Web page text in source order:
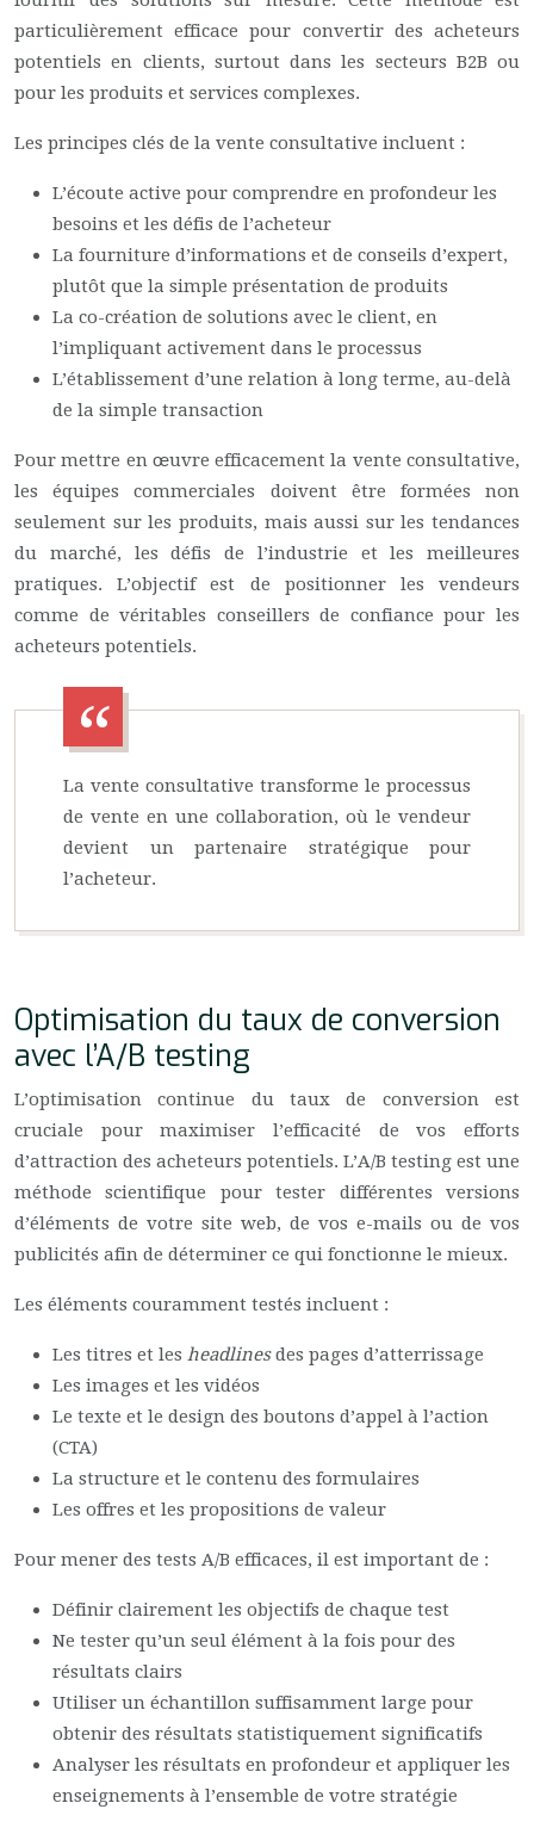
particulièrement efficace pour convertir des acheteurs
potentiels en clients, surtout dans les secteurs B2B ou
pour les produits et services complexes.
Les principes clés de la vente consultative incluent :
L’écoute active pour comprendre en profondeur les
besoins et les défis de l’acheteur
La fourniture d’informations et de conseils d’expert,
plutôt que la simple présentation de produits
La co-création de solutions avec le client, en
l’impliquant activement dans le processus
L’établissement d’une relation à long terme, au-delà
de la simple transaction
Pour mettre en œuvre efficacement la vente consultative,
les équipes commerciales doivent être formées non
seulement sur les produits, mais aussi sur les tendances
du marché, les défis de l’industrie et les meilleures
pratiques. L’objectif est de positionner les vendeurs
comme de véritables conseillers de confiance pour les
acheteurs potentiels.
La vente consultative transforme le processus
de vente en une collaboration, où le vendeur
devient un partenaire stratégique pour
l’acheteur.
Optimisation du taux de conversion
avec l’A/B testing
L’optimisation continue du taux de conversion est
cruciale pour maximiser l’efficacité de vos efforts
d’attraction des acheteurs potentiels. L’A/B testing est une
méthode scientifique pour tester différentes versions
d’éléments de votre site web, de vos e-mails ou de vos
publicités afin de déterminer ce qui fonctionne le mieux.
Les éléments couramment testés incluent :
Les titres et les headlinesdes pages d’atterrissage
Les images et les vidéos
Le texte et le design des boutons d’appel à l’action
(CTA)
La structure et le contenu des formulaires
Les offres et les propositions de valeur
Pour mener des tests A/B efficaces, il est important de :
Définir clairement les objectifs de chaque test
Ne tester qu’un seul élément à la fois pour des
résultats clairs
Utiliser un échantillon suffisamment large pour
obtenir des résultats statistiquement significatifs
Analyser les résultats en profondeur et appliquer les
enseignements à l’ensemble de votre stratégie